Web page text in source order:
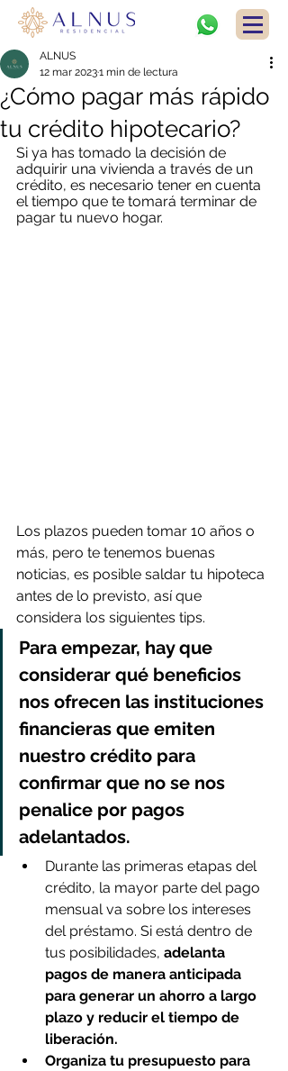
¿Cómo pagar más rápido
tu crédito hipotecario?
ALNUS
12 mar 20231 min de lectura
Si ya has tomado la decisión de
adquirir una vivienda a través de un
crédito, es necesario tener en cuenta
el tiempo que te tomará terminar de
pagar tu nuevo hogar.
Los plazos pueden tomar 10 años o
más, pero te tenemos buenas
noticias, es posible saldar tu hipoteca
antes de lo previsto, así que
considera los siguientes tips.
Para empezar, hay que
considerar qué beneficios
nos ofrecen las instituciones
financieras que emiten
nuestro crédito para
confirmar que no se nos
penalice por pagos
adelantados.
Durante las primeras etapas del
crédito, la mayor parte del pago
mensual va sobre los intereses
del préstamo. Si está dentro de
tus posibilidades, adelanta
pagos de manera anticipada
para generar un ahorro a largo
plazo y reducir el tiempo de
liberación.
Organiza tu presupuesto para